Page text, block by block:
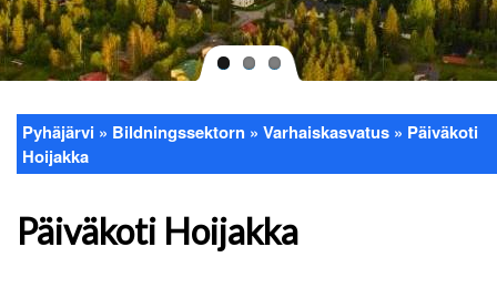
Länkstig
Pyhäjärvi Bildningssektorn Varhaiskasvatus
Päiväkoti
Hoijakka
Päiväkoti Hoijakka